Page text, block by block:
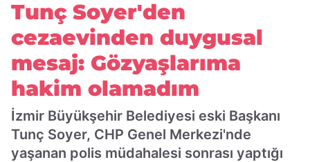
Tunç Soyer'den
cezaevinden duygusal
mesaj: Gözyaşlarıma
hakim olamadım
İzmir Büyükşehir Belediyesi eski Başkanı
Tunç Soyer, CHP Genel Merkezi'nde
yaşanan polis müdahalesi sonrası yaptığı